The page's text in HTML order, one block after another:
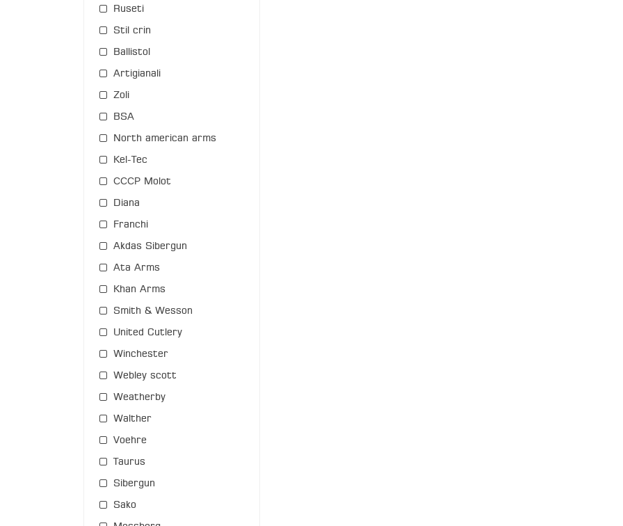
Ruseti
Stil crin
Ballistol
Artigianali
Zoli
BSA
North american arms
Kel-Tec
СССР Molot
Diana
Franchi
Akdas Sibergun
Ata Arms
Khan Arms
Smith & Wesson
United Cutlery
Winchester
Webley scott
Weatherby
Walther
Voehre
Taurus
Sibergun
Sako